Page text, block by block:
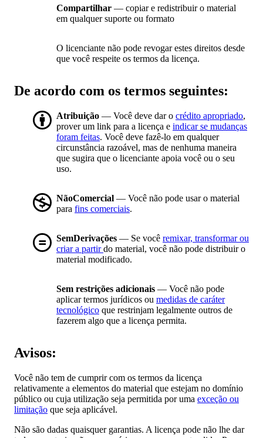
Compartilhar — copiar e redistribuir o material
em qualquer suporte ou formato
O licenciante não pode revogar estes direitos desde
que você respeite os termos da licença.
De acordo com os termos seguintes:
Atribuição — Você deve dar o crédito apropriado,
prover um link para a licença e indicar se mudanças
foram feitas. Você deve fazê-lo em qualquer
circunstância razoável, mas de nenhuma maneira
que sugira que o licenciante apoia você ou o seu
uso.
NãoComercial — Você não pode usar o material
para fins comerciais.
SemDerivações — Se você remixar, transformar ou
criar a partirdo material, você não pode distribuir o
material modificado.
Sem restrições adicionais — Você não pode
aplicar termos jurídicos ou medidas de caráter
tecnológico que restrinjam legalmente outros de
fazerem algo que a licença permita.
Avisos:
Você não tem de cumprir com os termos da licença
relativamente a elementos do material que estejam no domínio
público ou cuja utilização seja permitida por uma exceção ou
limitação que seja aplicável.
Não são dadas quaisquer garantias. A licença pode não lhe dar